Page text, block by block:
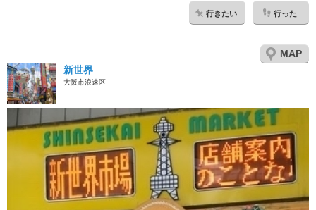
行きたい 行った
MAP
新世界
大阪市浪速区